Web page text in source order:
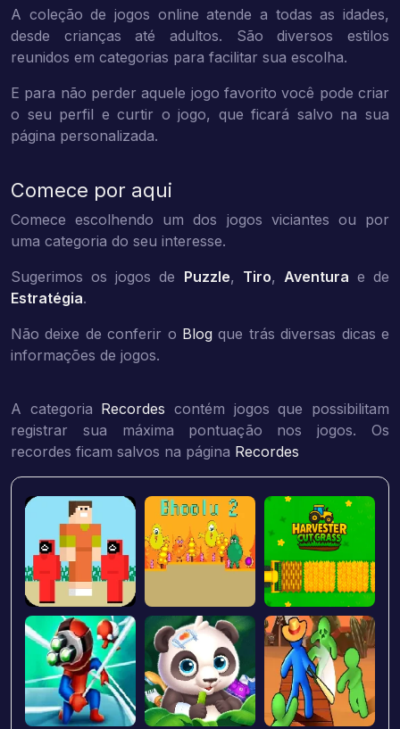
A coleção de jogos online atende a todas as idades,
desde crianças até adultos. São diversos estilos
reunidos em categorias para facilitar sua escolha.
E para não perder aquele jogo favorito você pode criar
o seu perfil e curtir o jogo, que ficará salvo na sua
página personalizada.
Comece por aqui
Comece escolhendo um dos jogos viciantes ou por
uma categoria do seu interesse.
Sugerimos os jogos de Puzzle, Tiro, Aventura e de
Estratégia.
Não deixe de conferir o Blog que trás diversas dicas e
informações de jogos.
A categoria Recordes contém jogos que possibilitam
registrar sua máxima pontuação nos jogos. Os
recordes ficam salvos na página Recordes